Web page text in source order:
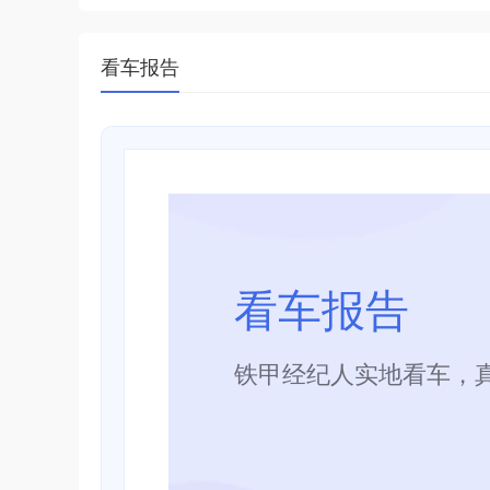
看车报告
看车报告
铁甲经纪人实地看车，